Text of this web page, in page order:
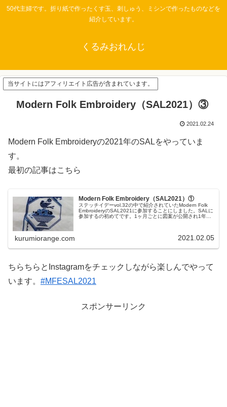
50代主婦です。折り紙で作ったくす玉、刺しゅう、ミシンで作ったものなどを
紹介しています。
くるみおれんじ
当サイトにはアフィリエイト広告が含まれています。
Modern Folk Embroidery（SAL2021）③
2021.02.24
Modern Folk Embroideryの2021年のSALをやっていま
す。
最初の記事はこちら
Modern Folk Embroidery（SAL2021）①
ステッチイデーvol.32の中で紹介されていたModern Folk
EmbroideryのSAL2021に参加することにしました。SALに
参加するの初めてです。1ヶ月ごとに図案が公開され1年で
kurumiorange.com 2021.02.05
ちらちらとInstagramをチェックしながら楽しんでやって
います。 #MFESAL2021
スポンサーリンク